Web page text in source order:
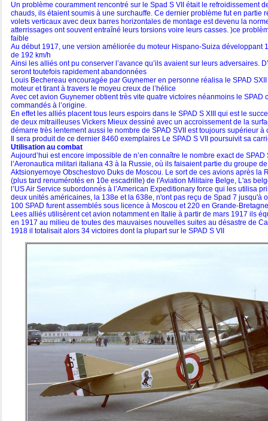
Un problème couramment rencontré sur le Spad S VII était le refroidissement
chauds, ils étaient soumis à une surchauffe. Ce dernier problème fut en
volets verticaux avec deux barres horizontales de montage est devenu la
atterrissages ont souvent entraîné leurs torsions voire leurs casses. )ce
faible
Au début 1917, une version améliorée du moteur Hispano-Suiza développant
de 192 km/h
Ainsi les alliés ont pu conserver l’avance qu’ils avaient sur leurs adversaires.
seront toutefois rapidement abandonnées
Louis Bechereau encouragée par Guynemer en personne réalisa le SPAD
moteur et tirant à travers le moyeu creux de l’hélice
Avec cet avion Guynemer obtient très vite quatre victoires néanmoins le
commandés à l’origine.
En effet les alliés placent tous leurs espoirs dans le SPAD S XIII qui est le
de deux mitrailleuses Vickers Mieux dessiné avec un accroissement de la
démarre très lentement aussi le nombre de SPAD SVII est toujours supérieur à
Il sera produit de ce dernier 8460 exemplaires Le SPAD S VII poursuivit sa
Utilisation au combat
Aujourd’hui est encore impossible de n’en connaître le nombre exact de
l’Aeronautica militari italiana 43 à la Russie, où ils faisaient partie du groupe
Aktsionyernoye Obschestovo Duks de Moscou. Le sort de ces avions après
(plus tard renumérotés en 10e escadrille) de l'Aviation Militaire Belge, L'as
l’US Air Service subordonnés à l’American Expeditionary force qui les utilisa
deux unités américaines, la 138e et la 638e, n'ont pas reçu de Spad 7 jusqu'à
100 SPAD furent assemblés sous licence à Moscou et 220 en Grande-Bretagne
Lees alliés utilisèrent cet avion notamment en Italie à partir de mars 1917 ils
en 1917 au milieu de toutes des mauvaises nouvelles suites au désastre de
1918 il totalisait alors 34 victoires dont la plupart sur le SPAD S VII